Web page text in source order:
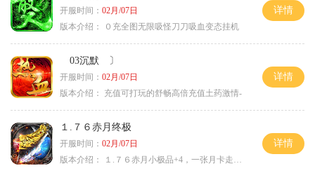
开服时间： 02月/07日
版本介绍：
０充全图无限吸怪刀刀吸血变态挂机
详情
03沉默 〕
开服时间： 02月/07日
版本介绍：
充值可打玩的舒畅高倍充值土药激情-
详情
１.７６赤月终极
开服时间： 02月/07日
版本介绍：
１.７６赤月小极品+4，一张月卡走天涯b
详情